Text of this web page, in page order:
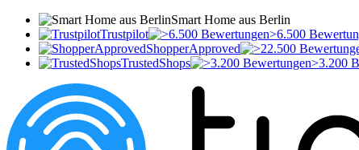
Smart Home aus Berlin
Trustpilot
>6.500
ShopperApproved
TrustedShops
>3.200